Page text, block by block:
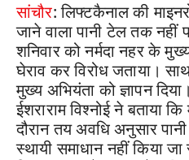
सांचौर: लिफ्टकैनाल की
जाने वाला पानी टेल तक नहीं
शनिवार को नर्मदा नहर के
घेराव कर विरोध जताया।
मुख्य अभियंता को ज्ञापन
ईशराराम विश्नोई ने बताया
दौरान तय अवधि अनुसार
स्थायी समाधान नहीं किया